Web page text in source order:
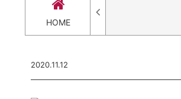
HOME
2020.11.12